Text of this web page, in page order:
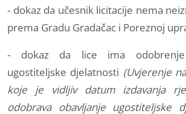
- dokaz da učesnik licitacije nema
prema Gradu Gradačac i Poreznoj
- dokaz da lice ima odobrenje
ugostiteljske djelatnosti (Uvjerenje
koje je vidljiv datum izdavanja
odobrava obavljanje ugostiteljske